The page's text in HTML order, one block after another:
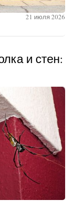
21 июля 2026
и стен: